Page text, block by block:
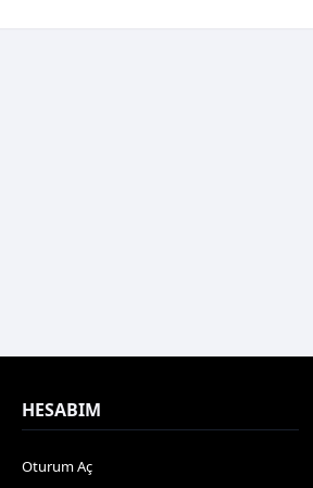
HESABIM
Oturum Aç